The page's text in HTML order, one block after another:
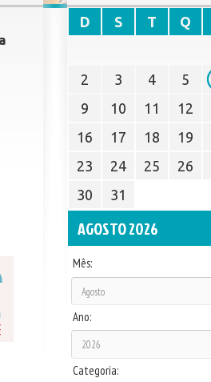
D S T Q
2
3 4 5
9
10 11 12
16
17 18 19
23
24 25 26
30
31
AGOSTO 2026
Mês:
Ano:
Categoria: